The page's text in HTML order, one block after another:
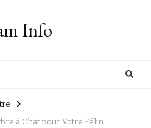
Info
à Chat pour Votre Félin